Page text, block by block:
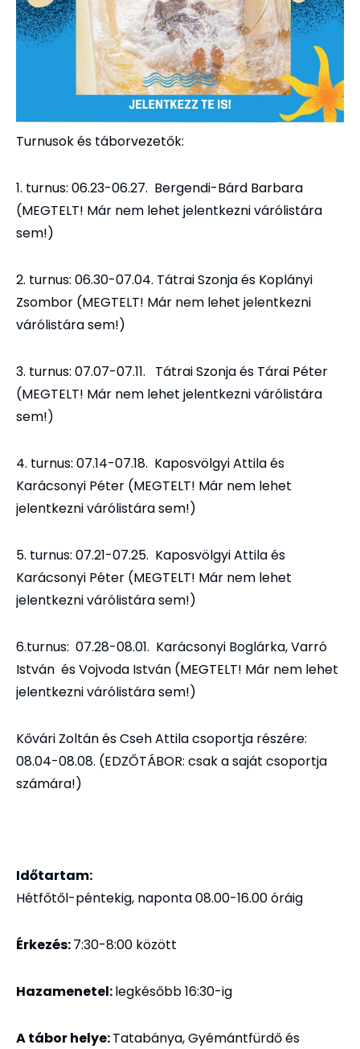
Turnusok és táborvezetők:
1. turnus: 06.23-06.27. Bergendi-Bárd Barbara
(MEGTELT! Már nem lehet jelentkezni várólistára
sem!)
2. turnus: 06.30-07.04. Tátrai Szonja és Koplányi
Zsombor (MEGTELT! Már nem lehet jelentkezni
várólistára sem!)
3. turnus: 07.07-07.11. Tátrai Szonja és Tárai Péter
(MEGTELT! Már nem lehet jelentkezni várólistára
sem!)
4. turnus: 07.14-07.18. Kaposvölgyi Attila és
Karácsonyi Péter (MEGTELT! Már nem lehet
jelentkezni várólistára sem!)
5. turnus: 07.21-07.25. Kaposvölgyi Attila és
Karácsonyi Péter (MEGTELT! Már nem lehet
jelentkezni várólistára sem!)
6.turnus: 07.28-08.01. Karácsonyi Boglárka, Varró
István és Vojvoda István (MEGTELT! Már nem lehet
jelentkezni várólistára sem!)
Kővári Zoltán és Cseh Attila csoportja részére:
08.04-08.08. (EDZŐTÁBOR: csak a saját csoportja
számára!)
Időtartam:
Hétfőtől-péntekig, naponta 08.00-16.00 óráig
Érkezés:7:30-8:00 között
Hazamenetel:legkésőbb 16:30-ig
A tábor helye:Tatabánya, Gyémántfürdő és